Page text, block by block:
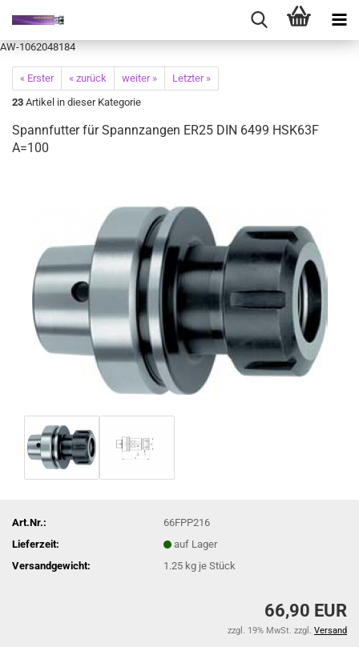
AW-1062048184
« Erster « zurück weiter »
Letzter »
23 Artikel in dieser Kategorie
Spannfutter für Spannzangen ER25 DIN 6499 HSK63F
A=100
Art.Nr.:
66FPP216
Lieferzeit:
auf Lager
Versandgewicht:
1.25 kg je Stück
66,90 EUR
zzgl. 19% MwSt. zzgl. Versand